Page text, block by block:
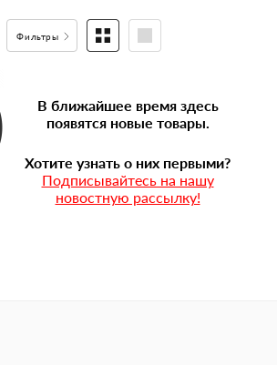
Фильтры
В ближайшее время здесь
появятся новые товары.
Хотите узнать о них первыми?
Подписывайтесь на нашу
новостную рассылку!